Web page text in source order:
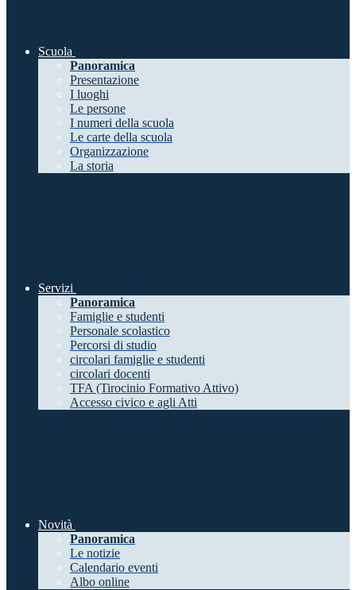
Scuola
Panoramica
Presentazione
I luoghi
Le persone
I numeri della scuola
Le carte della scuola
Organizzazione
La storia
Servizi
Panoramica
Famiglie e studenti
Personale scolastico
Percorsi di studio
circolari famiglie e studenti
circolari docenti
TFA (Tirocinio Formativo Attivo)
Accesso civico e agli Atti
Novità
Panoramica
Le notizie
Calendario eventi
Albo online